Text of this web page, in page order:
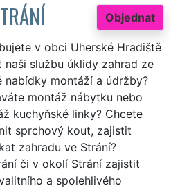
Objednat
v obci Uherské Hradiště
naši službu úklidy zahrad ze
nabídky montáží a údržby?
montáž nábytku nebo
kuchyňské linky? Chcete
sprchový kout, zajistit
zahradu ve Strání?
či v okolí Strání zajistit
a spolehlivého